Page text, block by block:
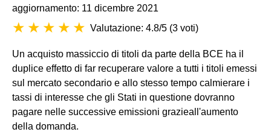
aggiornamento: 11 dicembre 2021
Valutazione: 4.8/5 (3 voti)
Un acquisto massiccio di titoli da parte della BCE ha il
duplice effetto di far recuperare valore a tutti i titoli emessi
sul mercato secondario e allo stesso tempo calmierare i
tassi di interesse che gli Stati in questione dovranno
pagare nelle successive emissioni grazieall'aumento
della domanda.